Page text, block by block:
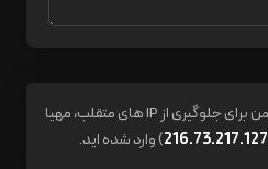
فرم سفارش در محیطی ایمن برای جلوگیری از IP های متقلب، مهیا
216.73.217.127) وارد شده اید.